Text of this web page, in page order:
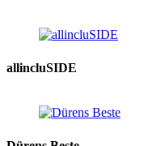
allincluSIDE